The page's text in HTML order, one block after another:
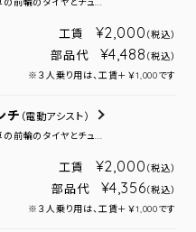
工賃 ¥2,000 （税込）
部品代 ¥4,488 （税込）
※３人乗り用は、工賃＋￥1,000です
チ （電動アシスト）
前輪のタイヤとチュ...
工賃 ¥2,000 （税込）
部品代 ¥4,356（税込）
※３人乗り用は、工賃＋￥1,000です